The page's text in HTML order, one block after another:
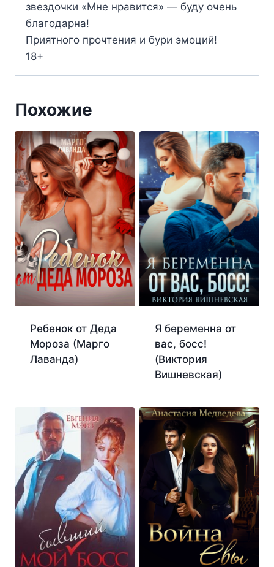
звездочки «Мне нравится» — буду очень
благодарна!
Приятного прочтения и бури эмоций!
18+
Похожие
Ребенок от Деда
Мороза (Марго
Лаванда)
Я беременна от
вас, босс!
(Виктория
Вишневская)